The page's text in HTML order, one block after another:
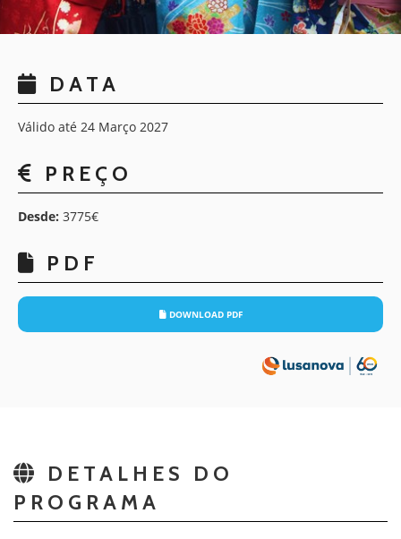
DATA
Válido até 24 Março 2027
PREÇO
Desde: 3775€
PDF
DOWNLOAD PDF
DETALHES DO
PROGRAMA